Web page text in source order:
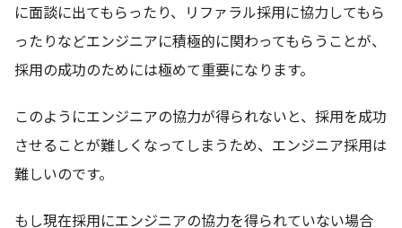
に面談に出てもらったり、リファラル採用に協力してもら
ったりなどエンジニアに積極的に関わってもらうことが、
採用の成功のためには極めて重要になります。
このようにエンジニアの協力が得られないと、採用を成功
させることが難しくなってしまうため、エンジニア採用は
難しいのです。
もし現在採用にエンジニアの協力を得られていない場合